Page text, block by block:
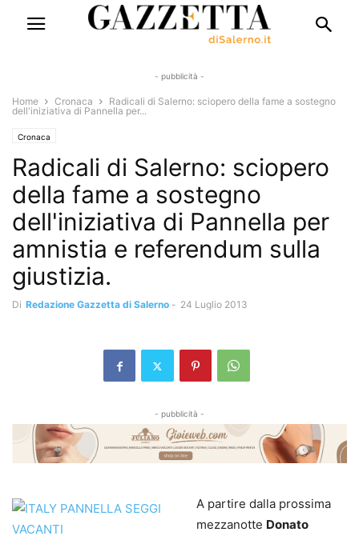
- pubblicità -
Home Cronaca
Radicali di Salerno: sciopero della fame a sostegno
dell'iniziativa di Pannella per...
Cronaca
Radicali di Salerno: sciopero
della fame a sostegno
dell'iniziativa di Pannella per
amnistia e referendum sulla
giustizia.
Di Redazione Gazzetta di Salerno - 24 Luglio 2013
- pubblicità -
A partire dalla prossima
mezzanotte Donato